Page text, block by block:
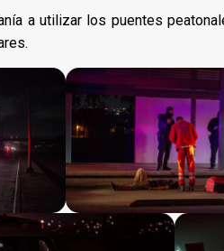
a utilizar los puentes